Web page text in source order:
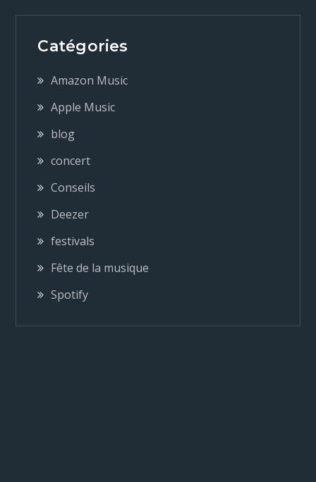
g
a
t
o
n
d
e
Catégories
Amazon Music
Apple Music
blog
concert
Conseils
Deezer
festivals
Fête de la musique
Spotify